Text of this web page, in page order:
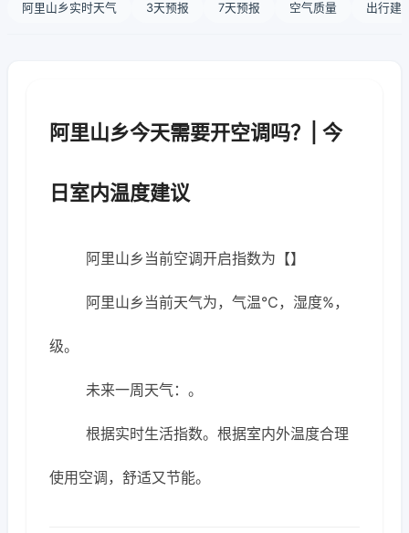
阿里山乡实时天气 3天预报 7天预报 空气质量 出行建
阿里山乡今天需要开空调吗？| 今
日室内温度建议
阿里山乡当前空调开启指数为【】
阿里山乡当前天气为，气温℃，湿度%，
级。
未来一周天气：。
根据实时生活指数。根据室内外温度合理
使用空调，舒适又节能。